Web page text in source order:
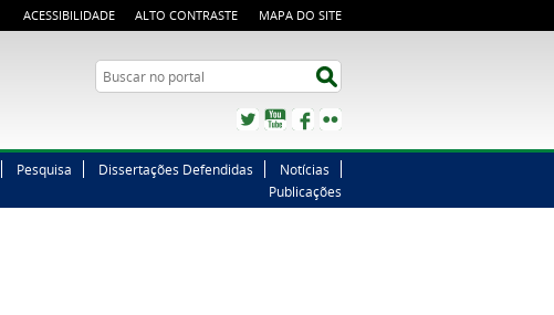
ACESSIBILIDADE ALTO CONTRASTE MAPA DO SITE
Buscar no portal
TwitterYouTubeFacebook
Pesquisa Dissertações Defendidas
Notícias
Publicações